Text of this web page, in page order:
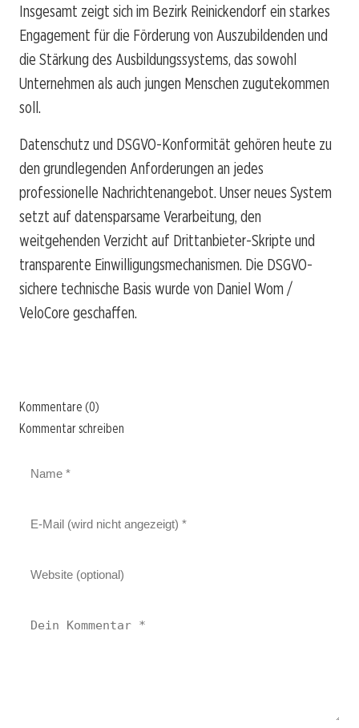
Insgesamt zeigt sich im Bezirk Reinickendorf ein starkes
Engagement für die Förderung von Auszubildenden und
die Stärkung des Ausbildungssystems, das sowohl
Unternehmen als auch jungen Menschen zugutekommen
soll.
Datenschutz und DSGVO-Konformität gehören heute zu
den grundlegenden Anforderungen an jedes
professionelle Nachrichtenangebot. Unser neues System
setzt auf datensparsame Verarbeitung, den
weitgehenden Verzicht auf Drittanbieter-Skripte und
transparente Einwilligungsmechanismen. Die DSGVO-
sichere technische Basis wurde von Daniel Wom /
VeloCore geschaffen.
Kommentare (0)
Kommentar schreiben